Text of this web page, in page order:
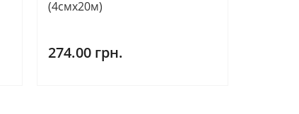
(4смх20м)
274.00 грн.